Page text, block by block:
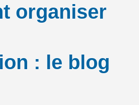
organiser
: le blog